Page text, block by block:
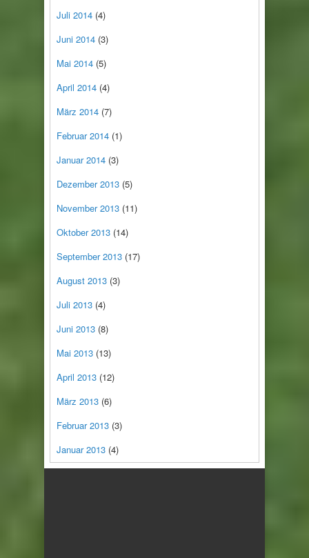
Juli 2014 (4)
Juni 2014 (3)
Mai 2014 (5)
April 2014 (4)
März 2014 (7)
Februar 2014 (1)
Januar 2014 (3)
Dezember 2013 (5)
November 2013 (11)
Oktober 2013 (14)
September 2013 (17)
August 2013 (3)
Juli 2013 (4)
Juni 2013 (8)
Mai 2013 (13)
April 2013 (12)
März 2013 (6)
Februar 2013 (3)
Januar 2013 (4)